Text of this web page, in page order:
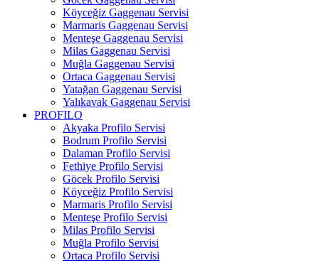
Köyceğiz Gaggenau Servisi
Marmaris Gaggenau Servisi
Menteşe Gaggenau Servisi
Milas Gaggenau Servisi
Muğla Gaggenau Servisi
Ortaca Gaggenau Servisi
Yatağan Gaggenau Servisi
Yalıkavak Gaggenau Servisi
PROFILO
Akyaka Profilo Servisi
Bodrum Profilo Servisi
Dalaman Profilo Servisi
Fethiye Profilo Servisi
Göcek Profilo Servisi
Köyceğiz Profilo Servisi
Marmaris Profilo Servisi
Menteşe Profilo Servisi
Milas Profilo Servisi
Muğla Profilo Servisi
Ortaca Profilo Servisi